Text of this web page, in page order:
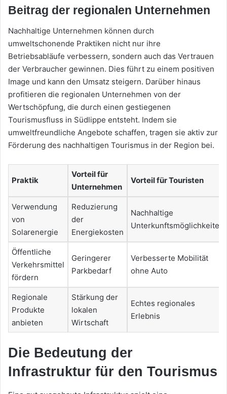
Beitrag der regionalen Unternehmen
Nachhaltige Unternehmen können durch
umweltschonende Praktiken nicht nur ihre
Betriebsabläufe verbessern, sondern auch das Vertrauen
der Verbraucher gewinnen. Dies führt zu einem positiven
Image und kann den Umsatz steigern. Darüber hinaus
profitieren die regionalen Unternehmen von der
Wertschöpfung, die durch einen gestiegenen
Tourismusfluss in Südlippe entsteht. Indem sie
umweltfreundliche Angebote schaffen, tragen sie aktiv zur
Förderung des nachhaltigen Tourismus in der Region bei.
Praktik
Vorteil für
Unternehmen
Vorteil für Touristen
Verwendung
von
Solarenergie
Reduzierung
der
Energiekosten
Nachhaltige
Unterkunftsmöglichkeiten
Öffentliche
Verkehrsmittel
fördern
Geringerer
Parkbedarf
Verbesserte Mobilität
ohne Auto
Regionale
Produkte
anbieten
Stärkung der
lokalen
Wirtschaft
Echtes regionales
Erlebnis
Die Bedeutung der
Infrastruktur für den Tourismus